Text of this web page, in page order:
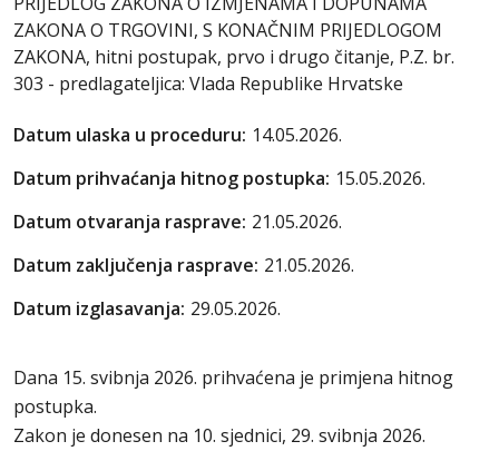
ZAKONA O TRGOVINI, S KONAČNIM PRIJEDLOGOM
ZAKONA, hitni postupak, prvo i drugo čitanje, P.Z. br.
303 - predlagateljica: Vlada Republike Hrvatske
Datum ulaska u proceduru: 14.05.2026.
Datum prihvaćanja hitnog postupka: 15.05.2026.
Datum otvaranja rasprave: 21.05.2026.
Datum zaključenja rasprave: 21.05.2026.
Datum izglasavanja: 29.05.2026.
Dana 15. svibnja 2026. prihvaćena je primjena hitnog
postupka.
Zakon je donesen na 10. sjednici, 29. svibnja 2026.